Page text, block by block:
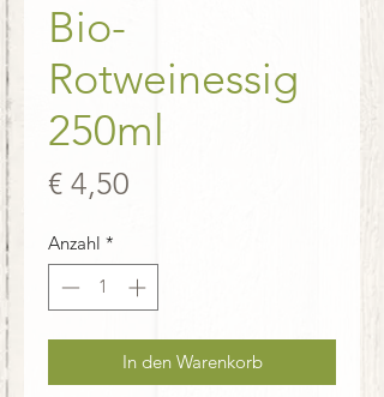
Bio-
Rotweinessig
250ml
€ 4,50
Anzahl *
In den Warenkorb